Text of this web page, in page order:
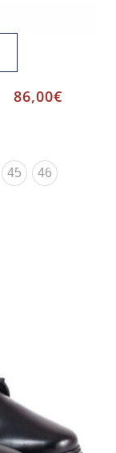
86,00€
45 46